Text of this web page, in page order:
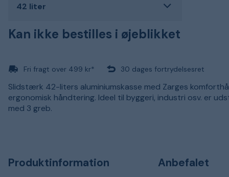
42 liter
Kan ikke bestilles i øjeblikket
Fri fragt over 499 kr* 30 dages fortrydelsesret
Slidstærk 42-liters aluminiumskasse med Zarges
ergonomisk håndtering. Ideel til byggeri, industri osv. er
med 3 greb.
Produktinformation Anbefalet